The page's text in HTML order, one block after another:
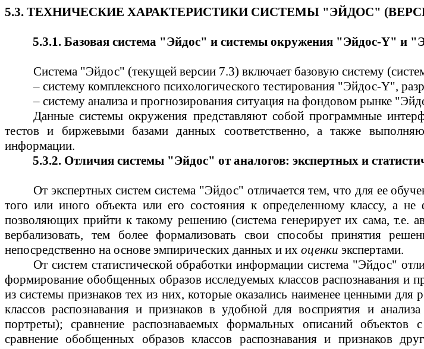
5.3. ТЕХНИЧЕСКИЕ ХАРАКТЕРИСТИКИ СИСТЕМЫ "ЭЙДОС"
5.3.1. Базовая система "Эйдос" и системы окружения "Эйдос-Y" и "
Система "Эйдос" (текущей версии 7.3) включает базовую систему
– систему комплексного психологического тестирования "Эйдос-Y",
– систему анализа и прогнозирования ситуация на фондовом рынке "
Данные системы окружения представляют собой программные
тестов и биржевыми базами данных соответственно, а также
информации.
5.3.2. Отличия системы "Эйдос" от аналогов: экспертных и
От экспертных систем система "Эйдос" отличается тем, что для ее
того или иного объекта или его состояния к определенному классу, а
позволяющих прийти к такому решению (система генерирует их сама, т.е.
вербализовать, тем более формализовать свои способы принятия
непосредственно на основе эмпирических данных и их оценки экспертами.
От систем статистической обработки информации система "Эйдос"
формирование обобщенных образов исследуемых классов распознавания
из системы признаков тех из них, которые оказались наименее ценными для
классов распознавания и признаков в удобной для восприятия и
портреты); сравнение распознаваемых формальных описаний объектов
сравнение обобщенных образов классов распознавания и признаков